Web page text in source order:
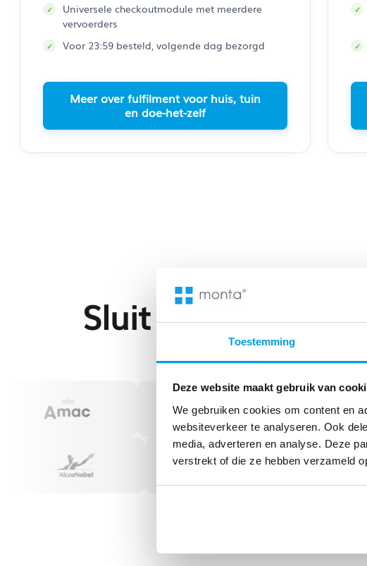
Toestemming
Deze website maakt gebruik van
We gebruiken cookies om content en
websiteverkeer te analyseren. Ook
media, adverteren en analyse. Deze
verstrekt of die ze hebben verzameld
Universele checkoutmodule met meerdere
vervoerders
Voor 23:59 besteld, volgende dag bezorgd
Meer over fulfilment voor huis, tuin
en doe-het-zelf
Sluit je aan bij